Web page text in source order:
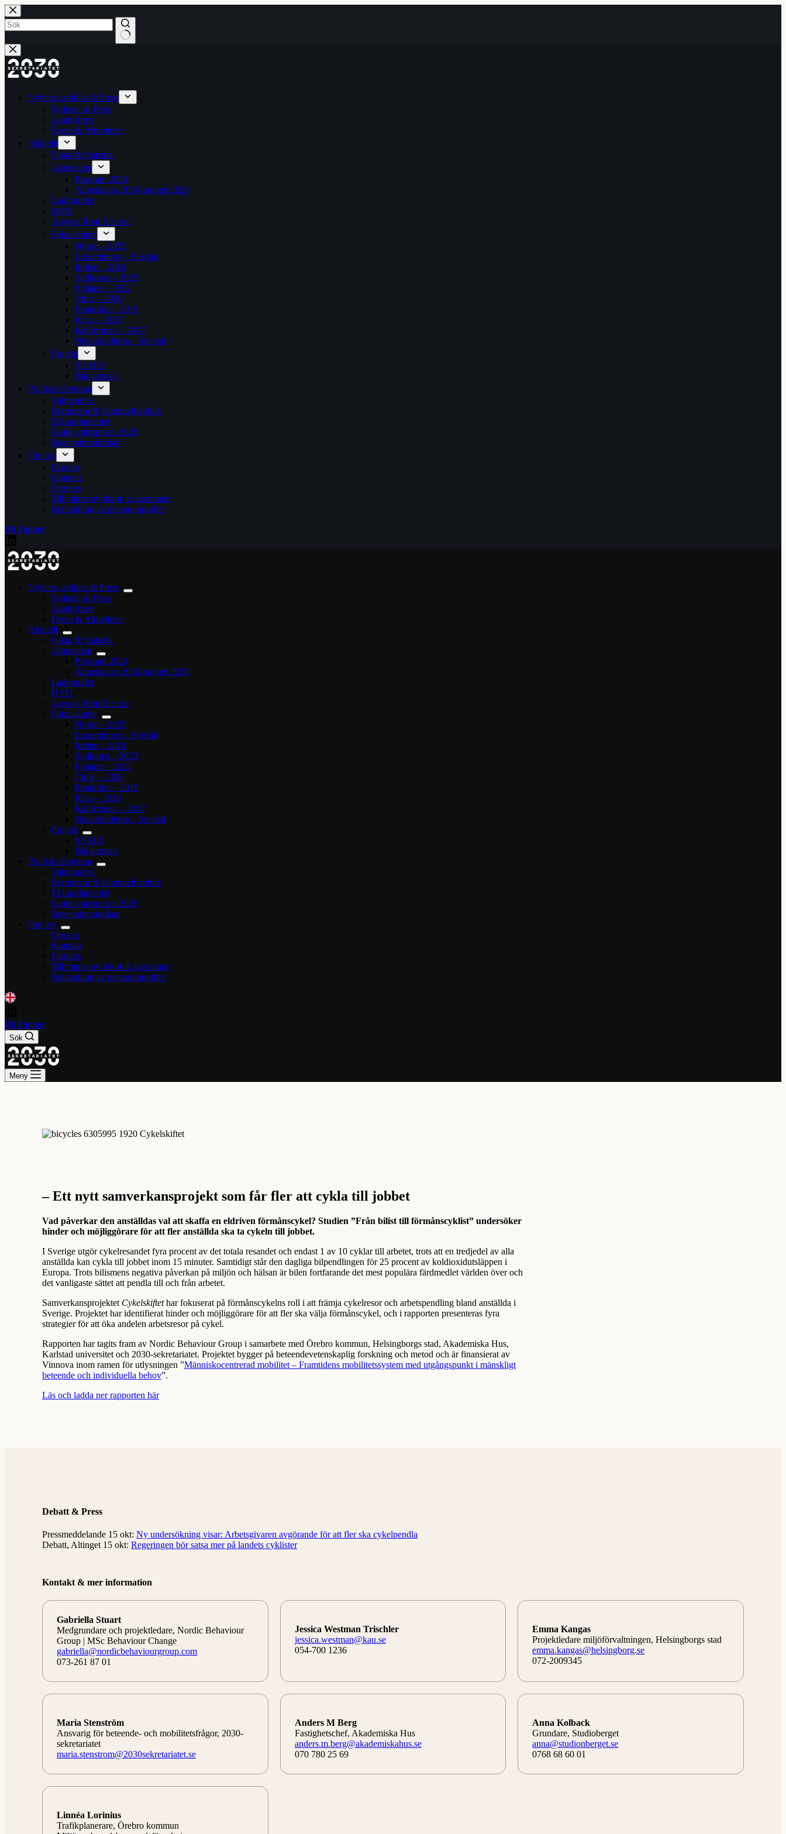
Hoppa
till
innehåll
Inga
resultat
Nyheter, artiklar & Press
Nyheter & Press
Analysbrev
Event & Aktiviteter
Aktuellt
Fakta & Statistik
Almedalen
Program 2026
Almedalens 2030-mingel 2026
Laddguldet
HVO
Always Rent Electric
Fokusländer
Norge – 2025
Luxemburgs – Special
Indien – 2024
Sydkorea – 2023
Finland – 2022
Chile – 2020
Frankrike – 2019
Kina – 2018
Kalifornien – 2017
Nederländerna – Special
Projekt
SEALS
Blå genväg
Politisk påverkan
Valmanifest
Remissvar & Nationell politik
EU-parlamentet
Guide valrörelsen 2026
Beteendepraktikan
Om oss
Om oss
Kontakt
Partners
Till minne av Jakob Lagercrantz
Behandling av personuppgifter
Bli Partner
Nyheter, artiklar & Press
Nyheter & Press
Analysbrev
Event & Aktiviteter
Aktuellt
Fakta & Statistik
Almedalen
Program 2026
Almedalens 2030-mingel 2026
Laddguldet
HVO
Always Rent Electric
Fokusländer
Norge – 2025
Luxemburgs – Special
Indien – 2024
Sydkorea – 2023
Finland – 2022
Chile – 2020
Frankrike – 2019
Kina – 2018
Kalifornien – 2017
Nederländerna – Special
Projekt
SEALS
Blå genväg
Politisk påverkan
Valmanifest
Remissvar & Nationell politik
EU-parlamentet
Guide valrörelsen 2026
Beteendepraktikan
Om oss
Om oss
Kontakt
Partners
Till minne av Jakob Lagercrantz
Behandling av personuppgifter
Bli Partner
Sök
Meny
– Ett nytt samverkansprojekt som får fler att cykla till jobbet
Vad påverkar den anställdas val att skaffa en eldriven förmånscykel? Studien ”Från bilist till förmånscyklist” undersöker
hinder och möjliggörare för att fler anställda ska ta cykeln till jobbet.
I Sverige utgör cykelresandet fyra procent av det totala resandet och endast 1 av 10 cyklar till arbetet, trots att en tredjedel av alla
anställda kan cykla till jobbet inom 15 minuter. Samtidigt står den dagliga bilpendlingen för 25 procent av koldioxidutsläppen i
Europa. Trots bilismens negativa påverkan på miljön och hälsan är bilen fortfarande det mest populära färdmedlet världen över och
det vanligaste sättet att pendla till och från arbetet.
Samverkansprojektet Cykelskiftethar fokuserat på förmånscykelns roll i att främja cykelresor och arbetspendling bland anställda i
Sverige. Projektet har identifierat hinder och möjliggörare för att fler ska välja förmånscykel, och i rapporten presenteras fyra
strategier för att öka andelen arbetsresor på cykel.
Rapporten har tagits fram av Nordic Behaviour Group i samarbete med Örebro kommun, Helsingborgs stad, Akademiska Hus,
Karlstad universitet och 2030-sekretariatet. Projektet bygger på beteendevetenskaplig forskning och metod och är finansierat av
Vinnova inom ramen för utlysningen ”Människocentrerad mobilitet – Framtidens mobilitetssystem med utgångspunkt i mänskligt
beteende och individuella behov”.
Läs och ladda ner rapporten här
Debatt & Press
Pressmeddelande 15 okt: Ny undersökning visar: Arbetsgivaren avgörande för att fler ska cykelpendla
Debatt, Altinget 15 okt: Regeringen bör satsa mer på landets cyklister
Kontakt & mer information
Gabriella Stuart
Medgrundare och projektledare, Nordic Behaviour
Group | MSc Behaviour Change
gabriella@nordicbehaviourgroup.com
073-261 87 01
Jessica Westman Trischler
jessica.westman@kau.se
054-700 1236
Emma Kangas
Projektledare miljöförvaltningen, Helsingborgs stad
emma.kangas@helsingborg.se
072-2009345
Maria Stenström
Ansvarig för beteende- och mobilitetsfrågor, 2030-
sekretariatet
maria.stenstrom@2030sekretariatet.se
Anders M Berg
Fastighetschef, Akademiska Hus
anders.m.berg@akademiskahus.se
070 780 25 69
Anna Kolback
Grundare, Studioberget
anna@studionberget.se
0768 68 60 01
Linnéa Lorinius
Trafikplanerare, Örebro kommun